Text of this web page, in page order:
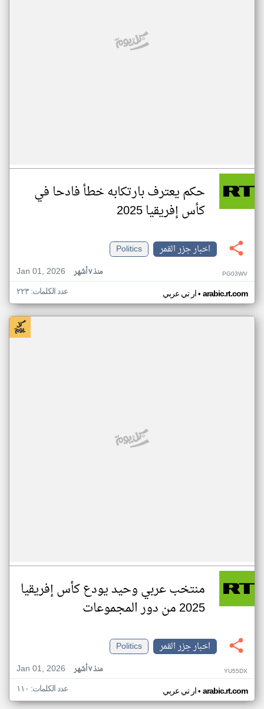
حكم يعترف بارتكابه خطأ فادحا في
كأس إفريقيا 2025
اخبار جزر القمر
Politics
Jan 01, 2026
منذ ٧ أشهر PG03WV
ار تي عربي• arabic.rt.com عدد الكلمات: ٢٢٣
منتخب عربي وحيد يودع كأس إفريقيا
2025 من دور المجموعات
اخبار جزر القمر
Politics
Jan 01, 2026
منذ ٧ أشهر YU55DX
ار تي عربي• arabic.rt.com عدد الكلمات: ١١٠